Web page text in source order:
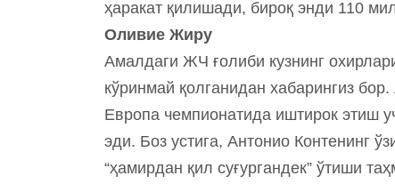
ҳаракат қилишади, бироқ энди 110
Оливие Жиру
Амалдаги ЖЧ ғолиби кузнинг
кўринмай қолганидан хабарингиз
Европа чемпионатида иштирок этиш
эди. Боз устига, Антонио Контенинг
“ҳамирдан қил суғургандек” ўтиши